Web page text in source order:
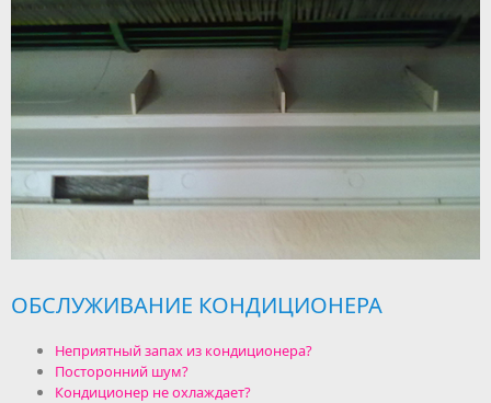
ОБСЛУЖИВАНИЕ КОНДИЦИОНЕРА
Неприятный запах из кондиционера?
Посторонний шум?
Кондиционер не охлаждает?